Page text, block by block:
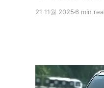
2.5L 터보와 하이
21 11월 2025 6 min